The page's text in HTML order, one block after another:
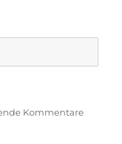
Kommentare